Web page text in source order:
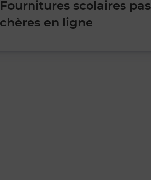
Fournitures scolaires pas
chères en ligne